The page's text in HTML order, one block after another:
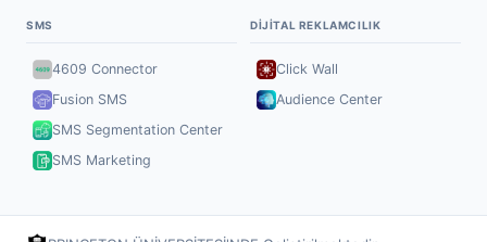
SMS
4609 Connector
Fusion SMS
SMS Segmentation Center
SMS Marketing
DIJITAL REKLAMCILIK
Click Wall
Audience Center